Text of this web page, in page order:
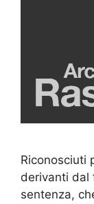
Riconosciuti
derivanti dal
sentenza,